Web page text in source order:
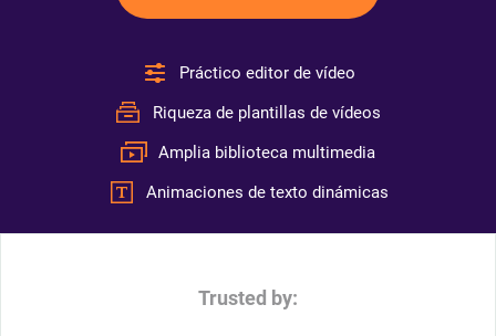
Práctico editor de vídeo
Riqueza de plantillas de vídeos
Amplia biblioteca multimedia
Animaciones de texto dinámicas
Trusted by: